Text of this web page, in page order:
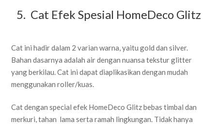
5. Cat Efek Spesial HomeDeco Glitz
Cat ini hadir dalam 2 varian warna, yaitu gold dan silver.
Bahan dasarnya adalah air dengan nuansa tekstur glitter
yang berkilau. Cat ini dapat diaplikasikan dengan mudah
menggunakan roller/kuas.
Cat dengan special efek HomeDeco Glitz bebas timbal dan
merkuri, tahan lama serta ramah lingkungan. Tidak hanya